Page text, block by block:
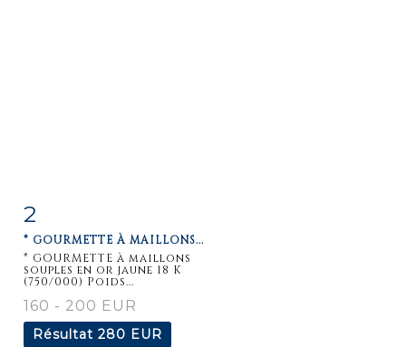
détaillée
2
* GOURMETTE À MAILLONS...
* GOURMETTE à maillons
souples en or jaune 18 K
(750/000) Poids...
160 - 200 EUR
Résultat 280 EUR